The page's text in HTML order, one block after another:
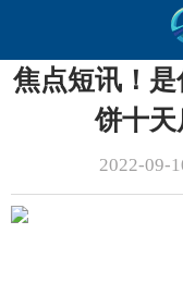
焦点短讯！是
饼十天
2022-09-